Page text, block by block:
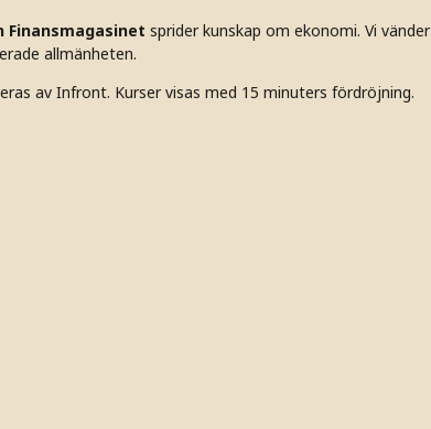
Finansmagasinet sprider kunskap om ekonomi. Vi vänder
allmänheten.
av Infront. Kurser visas med 15 minuters fördröjning.